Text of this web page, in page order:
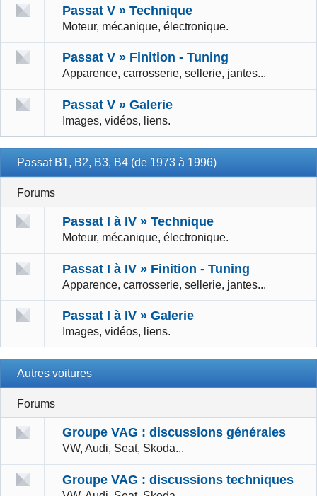
Passat V » Technique
Moteur, mécanique, électronique.
Passat V » Finition - Tuning
Apparence, carrosserie, sellerie, jantes...
Passat V » Galerie
Images, vidéos, liens.
Passat B1, B2, B3, B4 (de 1973 à 1996)
Forums
Passat I à IV » Technique
Moteur, mécanique, électronique.
Passat I à IV » Finition - Tuning
Apparence, carrosserie, sellerie, jantes...
Passat I à IV » Galerie
Images, vidéos, liens.
Autres voitures
Forums
Groupe VAG : discussions générales
VW, Audi, Seat, Skoda...
Groupe VAG : discussions techniques